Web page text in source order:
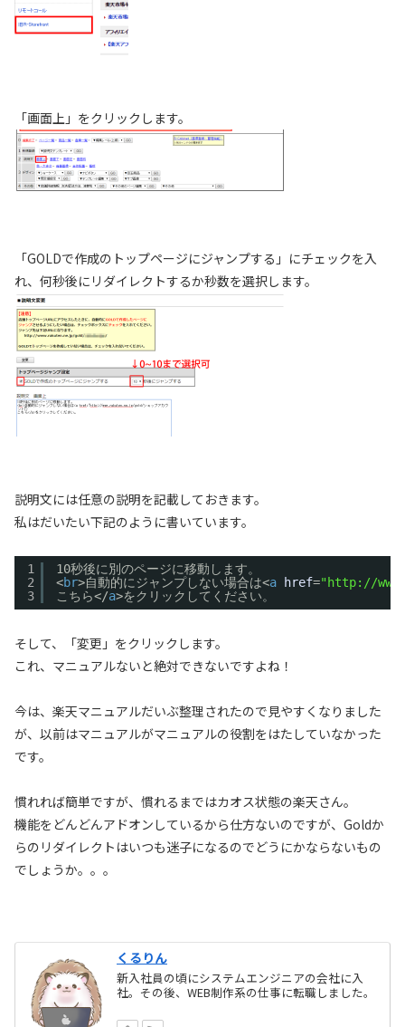
「画面上」をクリックします。
「GOLDで作成のトップページにジャンプする」にチェックを入
れ、何秒後にリダイレクトするか秒数を選択します。
説明文には任意の説明を記載しておきます。
私はだいたい下記のように書いています。
1
2
3
10秒後に別のページに移動します。
<br>自動的にジャンプしない場合は<a href="http://
こちら</a>をクリックしてください。
そして、「変更」をクリックします。
これ、マニュアルないと絶対できないですよね！
今は、楽天マニュアルだいぶ整理されたので見やすくなりました
が、以前はマニュアルがマニュアルの役割をはたしていなかった
です。
慣れれば簡単ですが、慣れるまではカオス状態の楽天さん。
機能をどんどんアドオンしているから仕方ないのですが、Goldか
らのリダイレクトはいつも迷子になるのでどうにかならないもの
でしょうか。。。
くるりん
新入社員の頃にシステムエンジニアの会社に入
社。その後、WEB制作系の仕事に転職しました。